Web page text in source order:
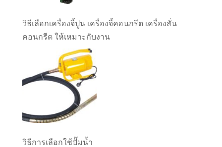
วิธีเลือกเครื่องจี้ปูน เครื่องจี้คอนกรีต เครื่องสั่น
คอนกรีต ให้เหมาะกับงาน
วิธีการเลือกใช้ปั๊มน้ำ